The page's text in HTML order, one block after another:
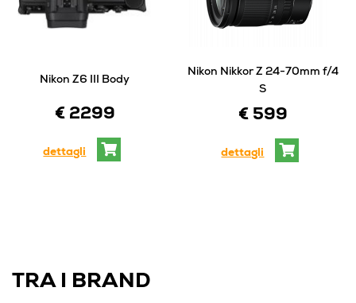
Nikon Z6 III Body
€ 2299
dettagli
Nikon Nikkor Z 24-70mm f/4
S
€ 599
dettagli
TRA I BRAND